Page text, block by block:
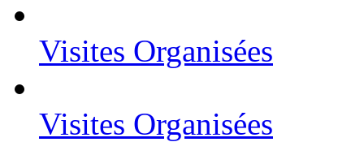
Visites Organisées
Visites Organisées